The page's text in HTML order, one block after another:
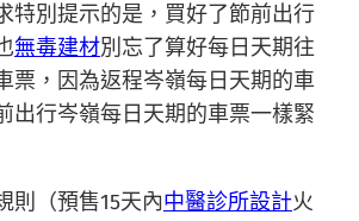
特別提示的是，買好了節前出行
無毒建材別忘了算好每日天期往
票，因為返程岑嶺每日天期的車
出行岑嶺每日天期的車票一樣緊
則（預售15天內中醫診所設計火